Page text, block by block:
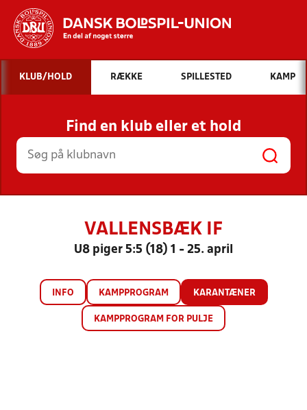
Hvad vil du søge efter?
INDHOLD OG NYHEDER
STILLINGER, RESULTATER, KLUBBER OG
HOLD
KLUB/HOLD RÆKKE SPILLESTED KAMP
Find en klub eller et hold
VALLENSBÆK IF
U8 piger 5:5 (18) 1 - 25. april
INFO KAMPPROGRAM KARANTÆNER
KAMPPROGRAM FOR PULJE